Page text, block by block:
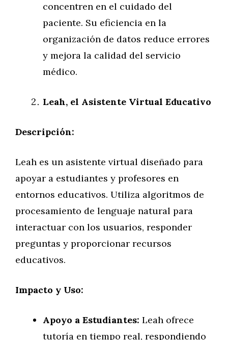
concentren en el cuidado del
paciente. Su eficiencia en la
organización de datos reduce errores
y mejora la calidad del servicio
médico.
Leah, el Asistente Virtual Educativo
Descripción:
Leah es un asistente virtual diseñado para
apoyar a estudiantes y profesores en
entornos educativos. Utiliza algoritmos de
procesamiento de lenguaje natural para
interactuar con los usuarios, responder
preguntas y proporcionar recursos
educativos.
Impacto y Uso:
Apoyo a Estudiantes: Leah ofrece
tutoría en tiempo real, respondiendo